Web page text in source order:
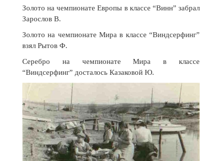
Золото на чемпионате Европы в классе “Винн” забрал
Зарослов В.
Золото на чемпионате Мира в классе “Виндсерфинг”
взял Рытов Ф.
Серебро на чемпионате Мира в классе
“Виндсерфинг” досталось Казаковой Ю.